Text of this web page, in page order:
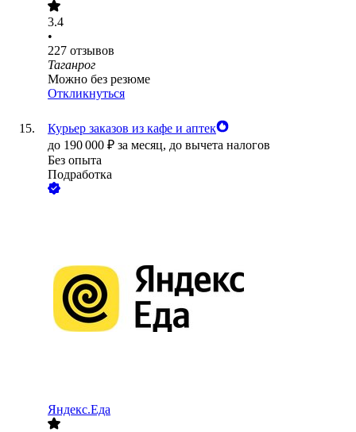
3.4
•
227 отзывов
Таганрог
Можно без резюме
Откликнуться
Курьер заказов из кафе и аптек
до 190 000 ₽ за месяц, до вычета налогов
Без опыта
Подработка
Яндекс.Еда